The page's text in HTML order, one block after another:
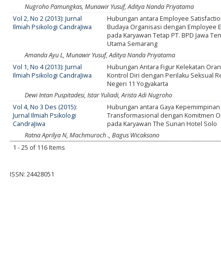
Nugroho Pamungkas, Munawir Yusuf, Aditya Nanda Priyatama
Vol 2, No 2 (2013): Jurnal
Ilmiah Psikologi CandraJiwa
Hubungan antara Employee
Budaya Organisasi dengan Employee
pada Karyawan Tetap PT. BPD Jawa
Utama Semarang
Amanda Ayu L, Munawir Yusuf, Aditya Nanda Priyatama
Vol 1, No 4 (2013): Jurnal
Ilmiah Psikologi CandraJiwa
Hubungan Antara Figur Kelekatan
Kontrol Diri dengan Perilaku Seksual
Negeri 11 Yogyakarta
Dewi Intan Puspitadesi, Istar Yuliadi, Arista Adi Nugroho
Vol 4, No 3 Des (2015):
Jurnal Ilmiah Psikologi
CandraJiwa
Hubungan antara Gaya Kepemimpinan
Transformasional dengan Komitmen
pada Karyawan The Sunan Hotel Solo
Ratna Aprilya N, Machmuroch ., Bagus Wicaksono
1 - 25 of 116 Items
ISSN: 24428051